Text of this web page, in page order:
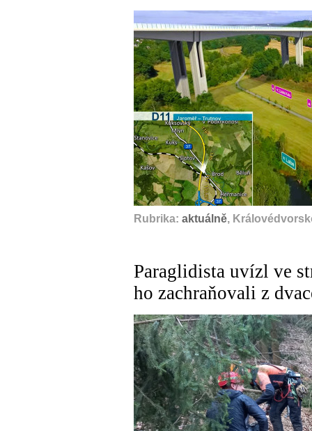
Rubrika: aktuálně,
Paraglidista uvízl ve
ho zachraňovali z